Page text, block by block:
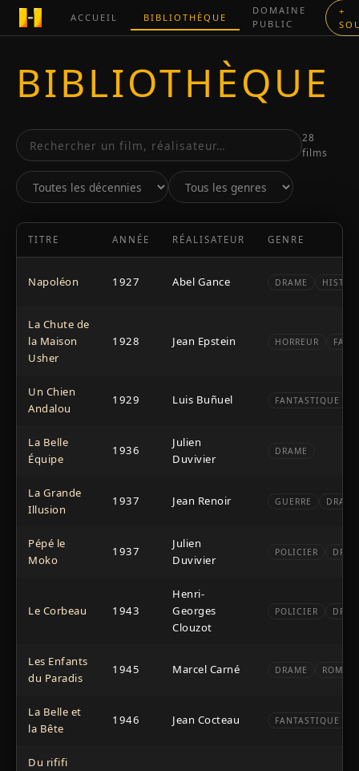
ACCUEIL BIBLIOTHÈQUE
DOMAINE
PUBLIC
+
BIBLIOTHÈQUE
28
films
TITRE ANNÉE RÉALISATEUR GENRE
Napoléon 1927 Abel Gance DRAME
La Chute de
la Maison
Usher
1928 Jean Epstein HORREUR
Un Chien
Andalou
1929 Luis Buñuel FANTASTIQUE
La Belle
Équipe
1936
Julien
Duvivier
DRAME
La Grande
Illusion
1937 Jean Renoir GUERRE DRAME
Pépé le
Moko
1937
Julien
Duvivier
POLICIER
Le Corbeau 1943
Henri-
Georges
Clouzot
POLICIER
Les Enfants
du Paradis
1945 Marcel Carné DRAME
La Belle et
la Bête
1946 Jean Cocteau FANTASTIQUE
Du rififi